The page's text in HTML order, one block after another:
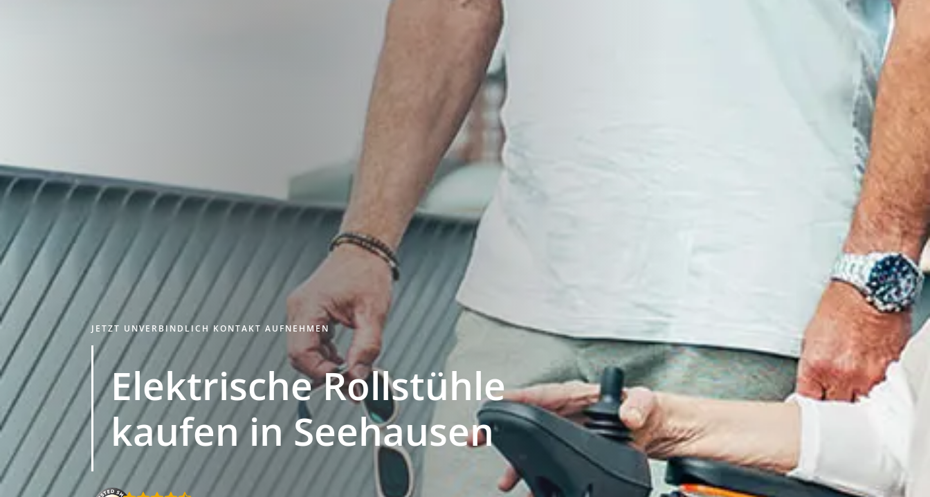
JETZT UNVERBINDLICH KONTAKT AUFNEHMEN
Elektrische Rollstühle
kaufen inSeehausen